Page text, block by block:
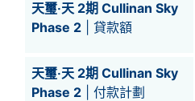
天璽‧天 2期 Cullinan Sky
Phase 2 | 貸款額
天璽‧天 2期 Cullinan Sky
Phase 2 | 付款計劃